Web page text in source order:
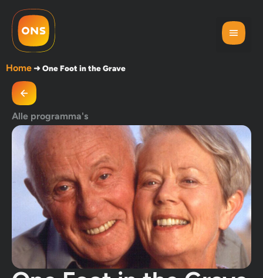
Home➜One Foot in the Grave
Alle programma's